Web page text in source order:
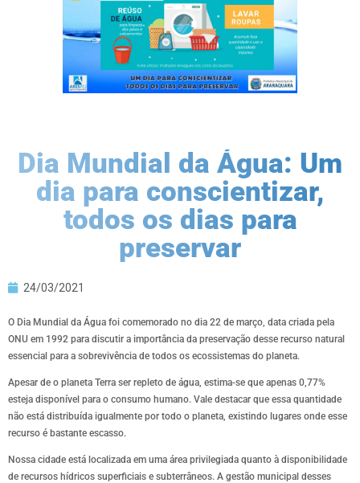
Dia Mundial da Água: Um
dia para conscientizar,
todos os dias para
preservar
24/03/2021
O Dia Mundial da Água foi comemorado no dia 22 de março, data criada pela
ONU em 1992 para discutir a importância da preservação desse recurso natural
essencial para a sobrevivência de todos os ecossistemas do planeta.
Apesar de o planeta Terra ser repleto de água, estima-se que apenas 0,77%
esteja disponível para o consumo humano. Vale destacar que essa quantidade
não está distribuída igualmente por todo o planeta, existindo lugares onde esse
recurso é bastante escasso.
Nossa cidade está localizada em uma área privilegiada quanto à disponibilidade
de recursos hídricos superficiais e subterrâneos. A gestão municipal desses